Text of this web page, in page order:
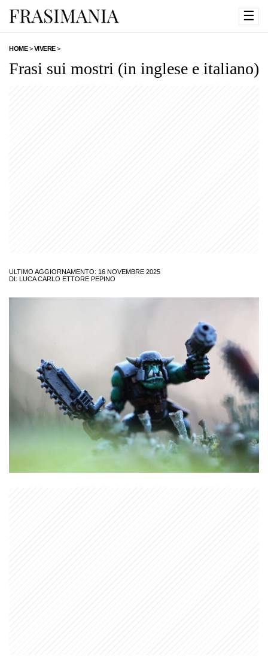
☰
HOME>VIVERE>
Frasi sui mostri (in inglese e italiano)
ULTIMO AGGIORNAMENTO: 16 NOVEMBRE 2025
DI: LUCA CARLO ETTORE PEPINO